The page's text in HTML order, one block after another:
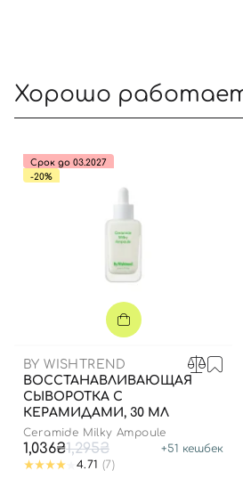
Хорошо
Срок до 03.2027
-20%
BY WISHTREND
ВОССТАНАВЛИВАЮЩАЯ
СЫВОРОТКА С
КЕРАМИДАМИ, 30 МЛ
Ceramide Milky Ampoule
1,036₴1,295₴ +51 кешбек
4.71 (7)